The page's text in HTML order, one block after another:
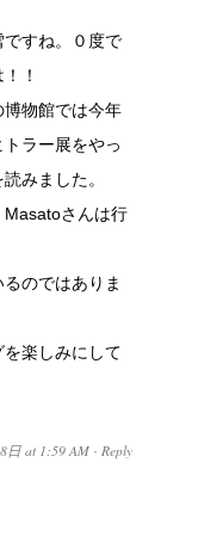
すね。０度で
！
物館では今年
ラー展をやっ
みました。
さんは行
るのではありま
楽しみにして
日 at 1:59 AM · Reply